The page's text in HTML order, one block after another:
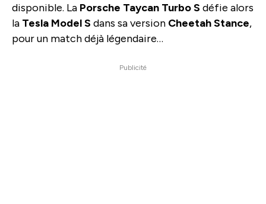
disponible. La Porsche Taycan Turbo S défie alors
la Tesla Model S dans sa version Cheetah Stance,
pour un match déjà légendaire…
Publicité